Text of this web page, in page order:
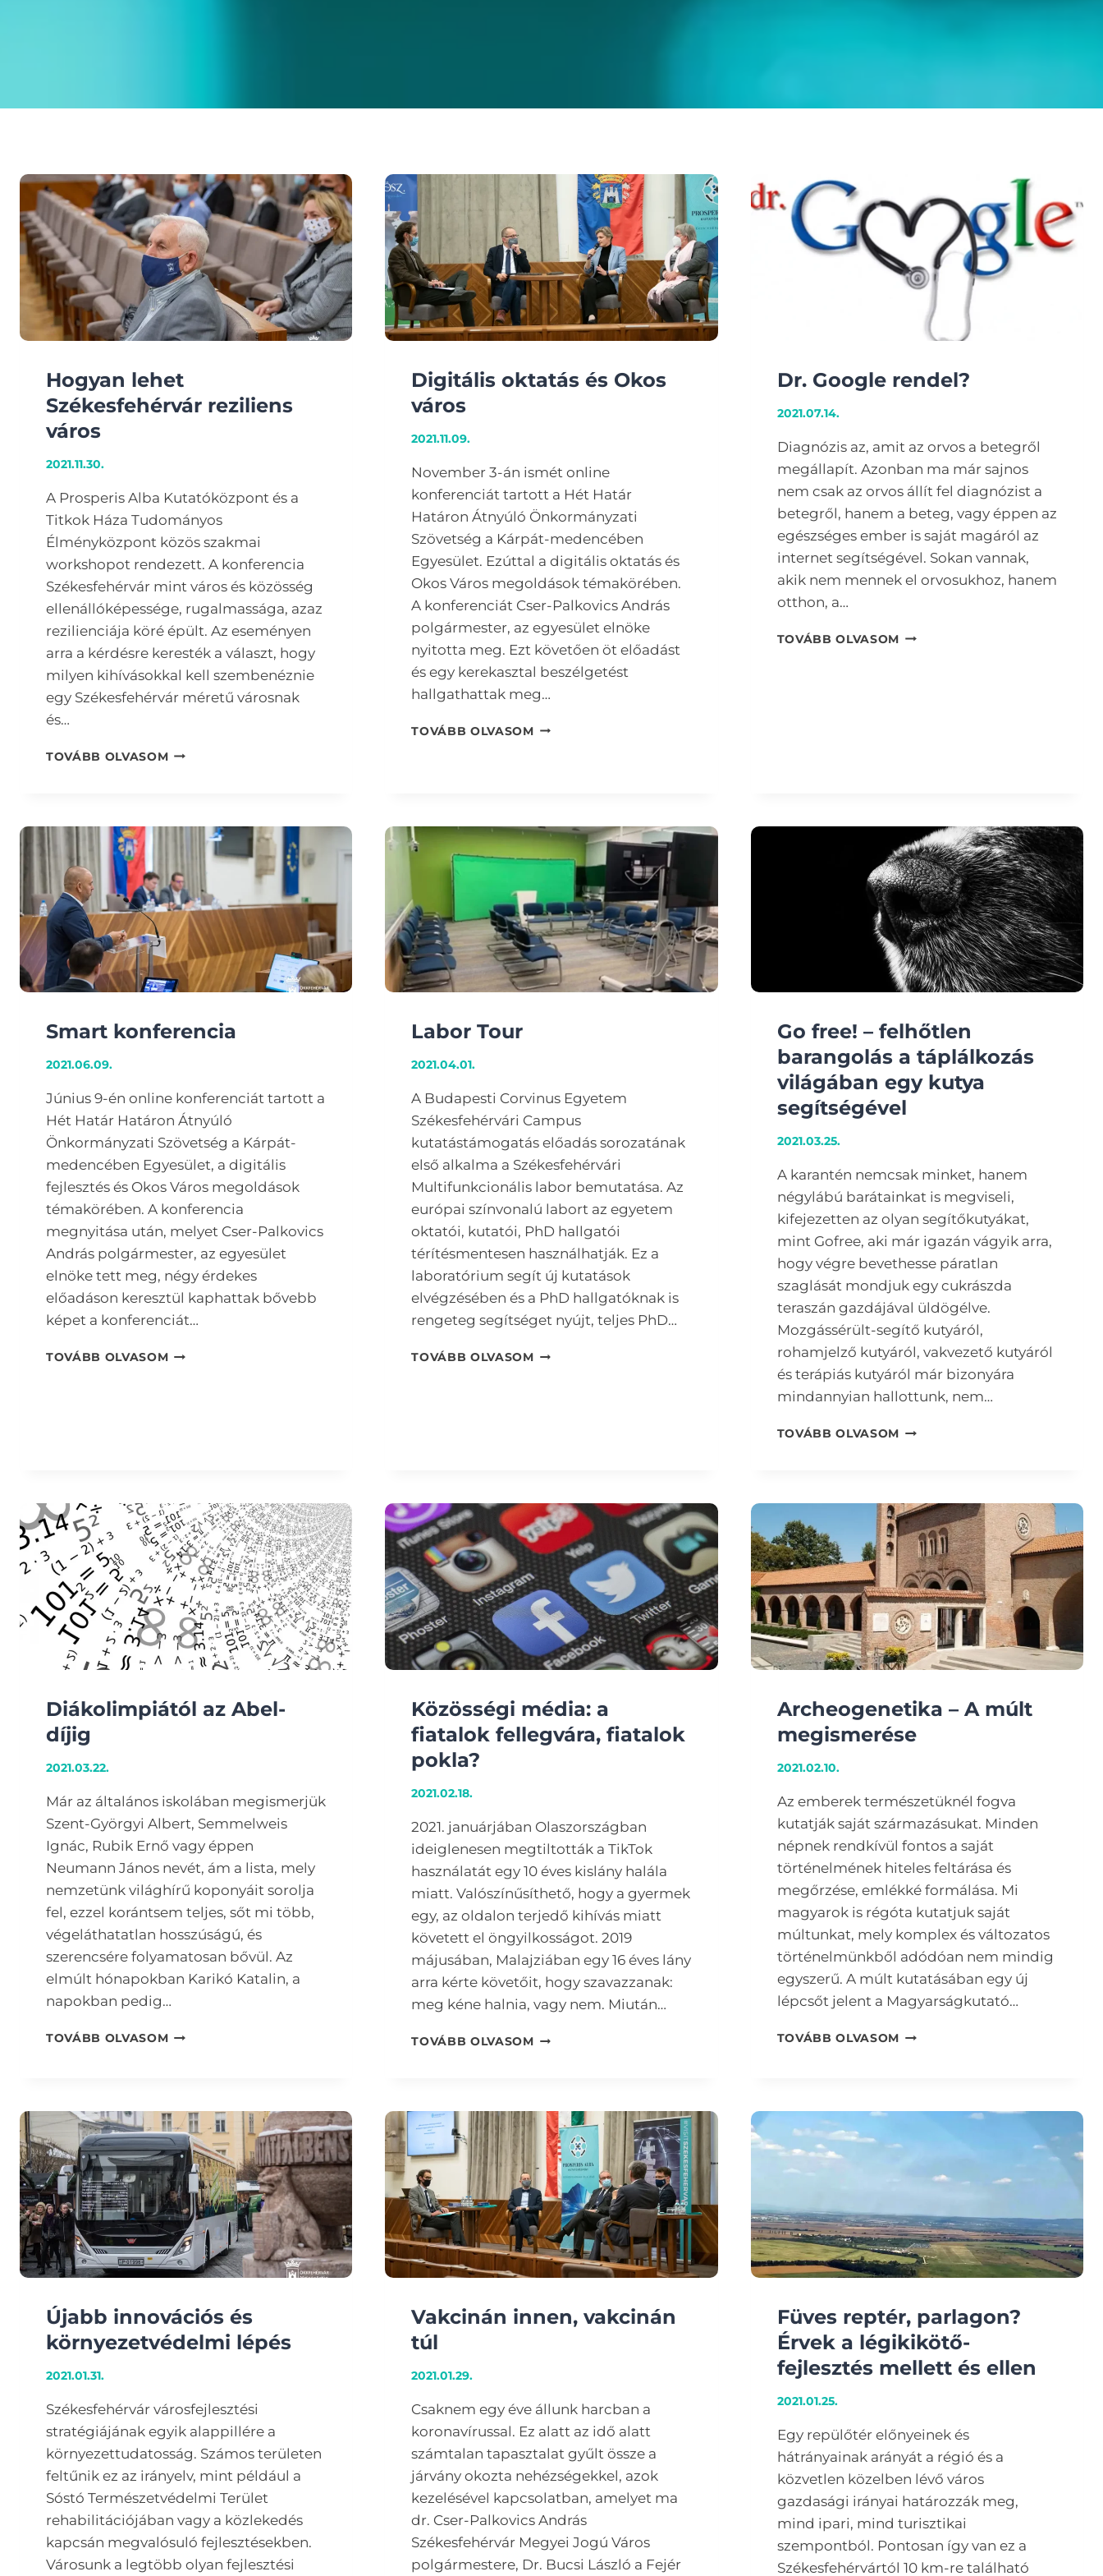
Hogyan lehet
Székesfehérvár reziliens
város
2021.11.30.
A Prosperis Alba Kutatóközpont és a
Titkok Háza Tudományos
Élményközpont közös szakmai
workshopot rendezett. A konferencia
Székesfehérvár mint város és közösség
ellenállóképessége, rugalmassága, azaz
rezilienciája köré épült. Az eseményen
arra a kérdésre keresték a választ, hogy
milyen kihívásokkal kell szembenéznie
egy Székesfehérvár méretű városnak
és…
TOVÁBB OLVASOMHOGYAN
Digitális oktatás és Okos
város
2021.11.09.
November 3-án ismét online
konferenciát tartott a Hét Határ
Határon Átnyúló Önkormányzati
Szövetség a Kárpát-medencében
Egyesület. Ezúttal a digitális oktatás és
Okos Város megoldások témakörében.
A konferenciát Cser-Palkovics András
polgármester, az egyesület elnöke
nyitotta meg. Ezt követően öt előadást
és egy kerekasztal beszélgetést
hallgathattak meg…
TOVÁBB OLVASOMDIGITÁLIS
Dr. Google rendel?
2021.07.14.
Diagnózis az, amit az orvos a betegről
megállapít. Azonban ma már sajnos
nem csak az orvos állít fel diagnózist a
betegről, hanem a beteg, vagy éppen az
egészséges ember is saját magáról az
internet segítségével. Sokan vannak,
akik nem mennek el orvosukhoz, hanem
otthon, a…
TOVÁBB OLVASOM DR.
Smart konferencia
2021.06.09.
Június 9-én online konferenciát tartott a
Hét Határ Határon Átnyúló
Önkormányzati Szövetség a Kárpát-
medencében Egyesület, a digitális
fejlesztés és Okos Város megoldások
témakörében. A konferencia
megnyitása után, melyet Cser-Palkovics
András polgármester, az egyesület
elnöke tett meg, négy érdekes
előadáson keresztül kaphattak bővebb
képet a konferenciát…
TOVÁBB OLVASOMSMART
Labor Tour
2021.04.01.
A Budapesti Corvinus Egyetem
Székesfehérvári Campus
kutatástámogatás előadás sorozatának
első alkalma a Székesfehérvári
Multifunkcionális labor bemutatása. Az
európai színvonalú labort az egyetem
oktatói, kutatói, PhD hallgatói
térítésmentesen használhatják. Ez a
laboratórium segít új kutatások
elvégzésében és a PhD hallgatóknak is
rengeteg segítséget nyújt, teljes PhD…
TOVÁBB OLVASOMLABOR
Go free! – felhőtlen
barangolás a táplálkozás
világában egy kutya
segítségével
2021.03.25.
A karantén nemcsak minket, hanem
négylábú barátainkat is megviseli,
kifejezetten az olyan segítőkutyákat,
mint Gofree, aki már igazán vágyik arra,
hogy végre bevethesse páratlan
szaglását mondjuk egy cukrászda
teraszán gazdájával üldögélve.
Mozgássérült-segítő kutyáról,
rohamjelző kutyáról, vakvezető kutyáról
és terápiás kutyáról már bizonyára
mindannyian hallottunk, nem…
TOVÁBB OLVASOM GO
A
TÁPLÁLKOZÁS
VILÁGÁBAN
EGY
KUTYA
SEGÍTSÉGÉVEL
Diákolimpiától az Abel-
díjig
2021.03.22.
Már az általános iskolában megismerjük
Szent-Györgyi Albert, Semmelweis
Ignác, Rubik Ernő vagy éppen
Neumann János nevét, ám a lista, mely
nemzetünk világhírű koponyáit sorolja
fel, ezzel korántsem teljes, sőt mi több,
végeláthatatlan hosszúságú, és
szerencsére folyamatosan bővül. Az
elmúlt hónapokban Karikó Katalin, a
napokban pedig…
TOVÁBB OLVASOMDIÁKOLIMPIÁTÓL
Közösségi média: a
fiatalok fellegvára, fiatalok
pokla?
2021.02.18.
2021. januárjában Olaszországban
ideiglenesen megtiltották a TikTok
használatát egy 10 éves kislány halála
miatt. Valószínűsíthető, hogy a gyermek
egy, az oldalon terjedő kihívás miatt
követett el öngyilkosságot. 2019
májusában, Malajziában egy 16 éves lány
arra kérte követőit, hogy szavazzanak:
meg kéne halnia, vagy nem. Miután…
TOVÁBB OLVASOMKÖZÖSSÉGI
FIATALOK
POKLA?
Archeogenetika – A múlt
megismerése
2021.02.10.
Az emberek természetüknél fogva
kutatják saját származásukat. Minden
népnek rendkívül fontos a saját
történelmének hiteles feltárása és
megőrzése, emlékké formálása. Mi
magyarok is régóta kutatjuk saját
múltunkat, mely komplex és változatos
történelmünkből adódóan nem mindig
egyszerű. A múlt kutatásában egy új
lépcsőt jelent a Magyarságkutató…
TOVÁBB OLVASOM ARCHEOGENETIKA
Újabb innovációs és
környezetvédelmi lépés
2021.01.31.
Székesfehérvár városfejlesztési
stratégiájának egyik alappillére a
környezettudatosság. Számos területen
feltűnik ez az irányelv, mint például a
Sóstó Természetvédelmi Terület
rehabilitációjában vagy a közlekedés
kapcsán megvalósuló fejlesztésekben.
Városunk a legtöbb olyan fejlesztési
Vakcinán innen, vakcinán
túl
2021.01.29.
Csaknem egy éve állunk harcban a
koronavírussal. Ez alatt az idő alatt
számtalan tapasztalat gyűlt össze a
járvány okozta nehézségekkel, azok
kezelésével kapcsolatban, amelyet ma
dr. Cser-Palkovics András
Székesfehérvár Megyei Jogú Város
polgármestere, Dr. Bucsi László a Fejér
Füves reptér, parlagon?
Érvek a légikikötő-
fejlesztés mellett és ellen
2021.01.25.
Egy repülőtér előnyeinek és
hátrányainak arányát a régió és a
közvetlen közelben lévő város
gazdasági irányai határozzák meg,
mind ipari, mind turisztikai
szempontból. Pontosan így van ez a
Székesfehérvártól 10 km-re található